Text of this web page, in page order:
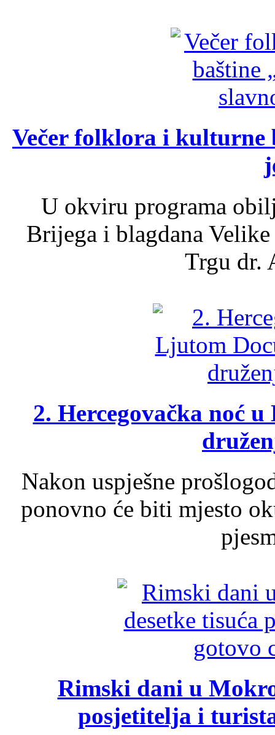
Večer folklora i kulturne
U okviru programa
Brijega i blagdana
Trgu dr.
2. Hercegovačka noć
Nakon uspješne
ponovno će biti mjesto
Rimski dani u
posjetitelja i